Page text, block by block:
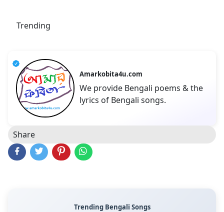
Trending
Amarkobita4u.com
We provide Bengali poems & the
lyrics of Bengali songs.
Share
Trending Bengali Songs